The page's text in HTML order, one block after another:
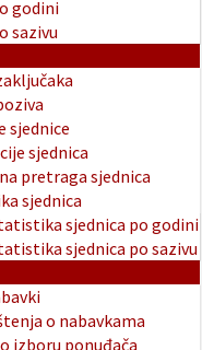
godini
sazivu
sjednice
sjednica
pretraga sjednica
sjednica
sjednica po godini
sjednica po sazivu
o nabavkama
izboru ponuđača